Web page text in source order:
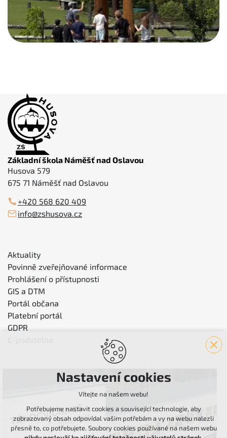
Základní škola Náměšť nad Oslavou
Husova 579
675 71 Náměšť nad Oslavou
+420 568 620 409
info@zshusova.cz
Aktuality
Povinně zveřejňované informace
Prohlášení o přístupnosti
GIS a DTM
Portál občana
Platební portál
GDPR
Nastavení cookies
Vítejte na našem webu!
Potřebujeme nastavit cookies a související technologie, aby
zobrazovaný obsah odpovídal vašim potřebám a vy na webu nalezli
přesně to, co potřebujete. Soubory cookies používané na našem webu